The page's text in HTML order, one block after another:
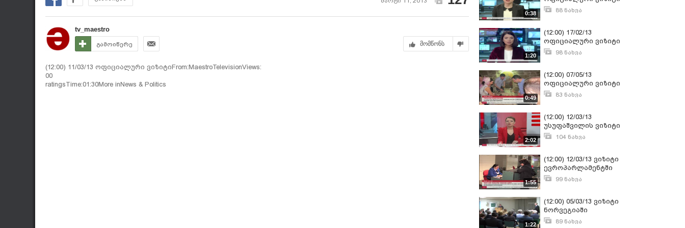
tv_maestro
გამოიწერე მომწონს
(12:00) 11/03/13 ოფიციალური ვიზიტიFrom:MaestroTelevisionViews:
00
ratingsTime:01:30More inNews & Politics
0:38 88 ნახვა
1:20
(12:00) 17/02/13
ოფიციალური ვიზიტი
98 ნახვა
0:49
(12:00) 07/05/13
ოფიციალური ვიზიტი
ისრაელში
83 ნახვა
2:02
(12:00) 12/03/13
უსუფაშვილის ვიზიტი
104 ნახვა
1:55
(12:00) 12/03/13 ვიზიტი
ევროპარლამენტში
99 ნახვა
1:22
(12:00) 05/03/13 ვიზიტი
ნორვეგიაში
89 ნახვა